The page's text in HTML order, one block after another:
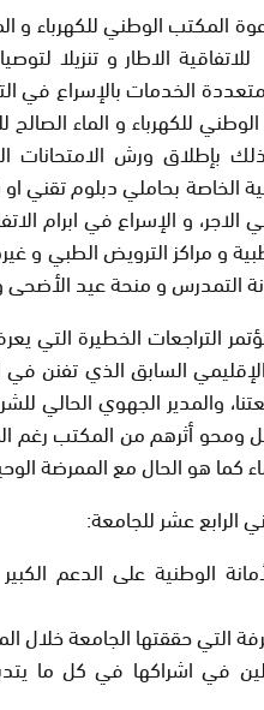
المكتب الوطني للكهرباء
للاتفاقية الاطار و تنزيلا
الخدمات بالإسراع في
للكهرباء و الماء
بإطلاق ورش الامتحانات
الخاصة بحاملي دبلوم تقني
الاجر، و الإسراع في ابرام
و مراكز الترويض الطبي و
التمدرس و منحة عيد
التراجعات الخطيرة التي
السابق الذي تفنن
والمدير الجهوي
ومحو أثرهم من المكتب رغم
هو الحال مع الممرضة
الرابع عشر للجامعة:
الوطنية على الدعم
التي حققتها الجامعة خلال
في اشراكها في كل ما